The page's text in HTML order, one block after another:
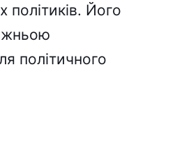
політиків. Його
політичного